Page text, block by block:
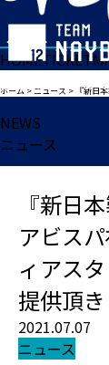
HOMETICKET
ホーム >ニュース > 『新日本
NEWS
ニュース
『新日
アビス
ィアス
提供頂き
2021.07.07
ニュース